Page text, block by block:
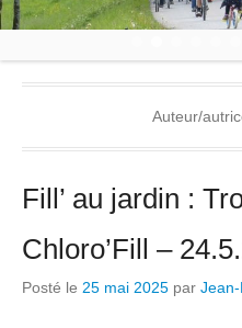
Auteur/
Fill’ au jardin :
Chloro’Fill –
Posté le 25 mai 2025 par